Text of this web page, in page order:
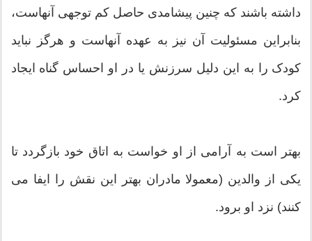
داشته باشند که چنین پیشامدی حاصل کم توجهی آنهاست،
بنابراین مسئولیت آن نیز به عهده آنهاست و هرگز نباید
کودک را به این دلیل سرزنش یا در او احساس گناه ایجاد
کرد.
بهتر است به آرامی از او خواست به اتاق خود بازگردد تا
یکی از والدین (معمولا مادران بهتر این نقش را ایفا می
کنند) نزد او برود.